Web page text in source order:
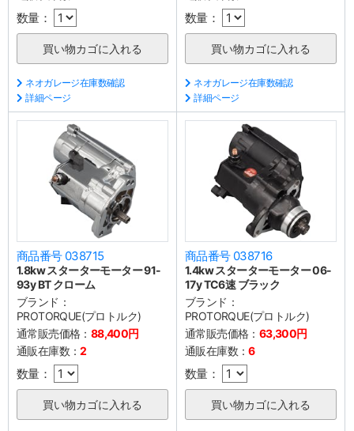
数量：
ネオガレージ在庫数確認
詳細ページ
数量：
ネオガレージ在庫数確認
詳細ページ
商品番号 038715
1.8kw スターターモーター 91-
93y BT クローム
ブランド：
PROTORQUE(プロトルク)
通常販売価格： 88,400円
通販在庫数：2
数量：
商品番号 038716
1.4kw スターターモーター 06-
17y TC6速 ブラック
ブランド：
PROTORQUE(プロトルク)
通常販売価格： 63,300円
通販在庫数：6
数量：